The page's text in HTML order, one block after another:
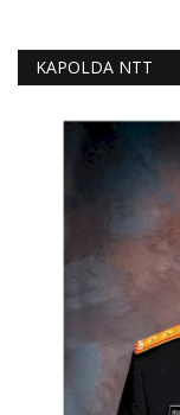
KAPOLDA NTT